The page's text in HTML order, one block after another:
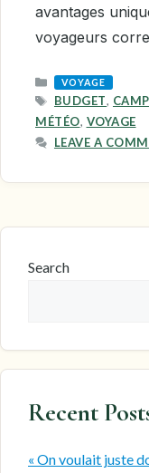
avantages
voyageurs
CATEGORIES
VOYAGE
TAGS
BUDGET,
MÉTÉO, VOYAGE
LEAVE A
Search
Recent
« On voulait juste